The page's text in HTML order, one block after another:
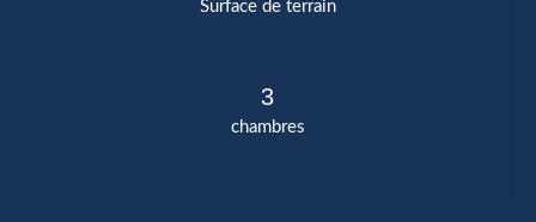
Surface de terrain
chambres
3